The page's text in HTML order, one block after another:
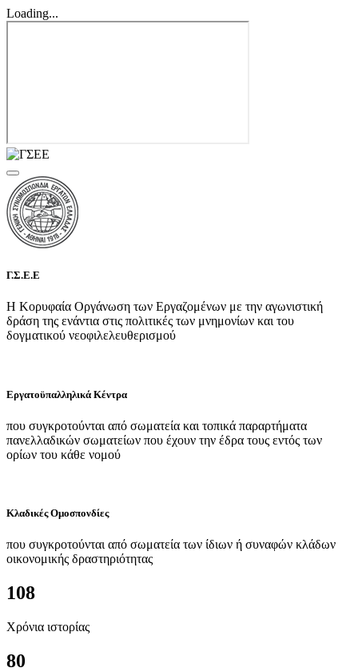
Loading...
Γ.Σ.Ε.Ε
Η Κορυφαία Οργάνωση των Εργαζομένων με την αγωνιστική
δράση της ενάντια στις πολιτικές των μνημονίων και του
δογματικού νεοφιλελευθερισμού
Εργατοϋπαλληλικά Κέντρα
που συγκροτούνται από σωματεία και τοπικά παραρτήματα
πανελλαδικών σωματείων που έχουν την έδρα τους εντός των
ορίων του κάθε νομού
Κλαδικές Ομοσπονδίες
που συγκροτούνται από σωματεία των ίδιων ή συναφών κλάδων
οικονομικής δραστηριότητας
108
Χρόνια ιστορίας
80